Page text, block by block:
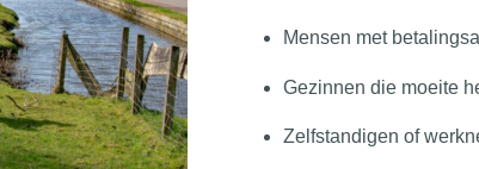
Mensen met
Gezinnen die moeite
Zelfstandigen of